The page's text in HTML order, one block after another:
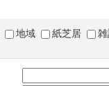
地域 紙芝居